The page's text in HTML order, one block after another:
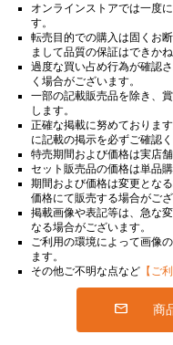
オンラインストアでは一度
す。
転売目的での購入は固くお
まして品質の保証はできかね
過度な買い占め行為が確認
く場合がございます。
一部の記載販売品を除き、
します。
正確な掲載に努めておりま
に記載の掲示を必ずご確認く
特売期間および価格は実店
セット販売品の価格は単品
期間および価格は変更とな
価格にて販売する場合がござ
掲載画像や表記等は、急な
なる場合がございます。
ご利用の環境によって画像
ます。
その他ご不明な点など 【ご
商